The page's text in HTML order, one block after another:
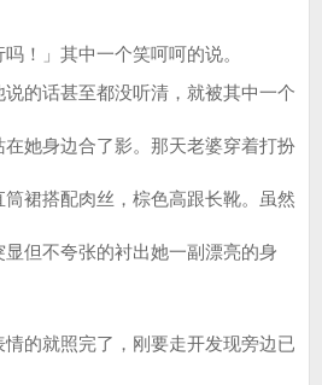
」其中一个笑呵呵的说。
的话甚至都没听清，就被其中一个
她身边合了影。那天老婆穿着打扮
裙搭配肉丝，棕色高跟长靴。虽然
但不夸张的衬出她一副漂亮的身
的就照完了，刚要走开发现旁边已